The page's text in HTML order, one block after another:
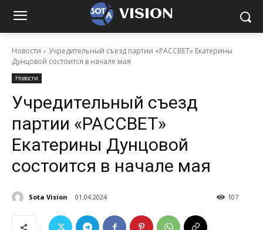
VISION
Новости
Учредительный съезд партии «РАССВЕТ» Екатерины
Дунцовой состоится в начале мая
Новости
Учредительный съезд
партии «РАССВЕТ»
Екатерины Дунцовой
состоится в начале мая
Sota Vision 01.04.2024 107